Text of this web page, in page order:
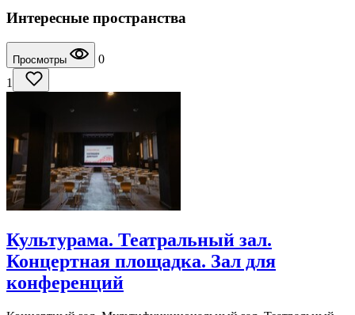
Интересные пространства
Просмотры
0
1
Культурама. Театральный зал.
Концертная площадка. Зал для
конференций